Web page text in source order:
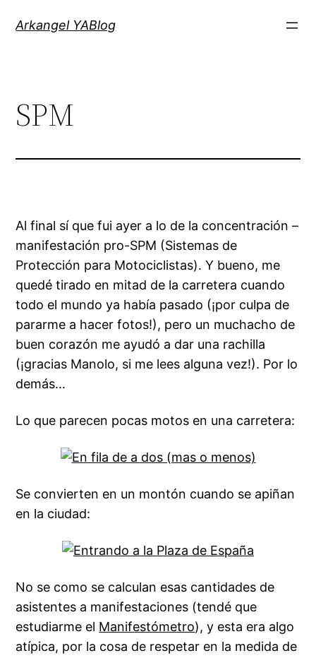
Arkangel YABlog
SPM
Al final sí que fui ayer a lo de la concentración –
manifestación pro-SPM (Sistemas de
Protección para Motociclistas). Y bueno, me
quedé tirado en mitad de la carretera cuando
todo el mundo ya había pasado (¡por culpa de
pararme a hacer fotos!), pero un muchacho de
buen corazón me ayudó a dar una rachilla
(¡gracias Manolo, si me lees alguna vez!). Por lo
demás…
Lo que parecen pocas motos en una carretera:
Se convierten en un montón cuando se apiñan
en la ciudad:
No se como se calculan esas cantidades de
asistentes a manifestaciones (tendé que
estudiarme el Manifestómetro), y esta era algo
atípica, por la cosa de respetar en la medida de